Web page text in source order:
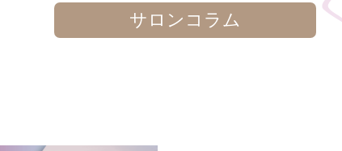
サロンコラム